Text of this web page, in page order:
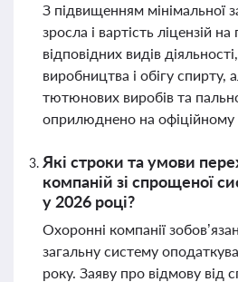
З підвищенням мінімальної
зросла і вартість ліцензій
відповідних видів
виробництва і обігу спирту,
тютюнових виробів та
оприлюднено на
Які строки та умови
компаній зі спрощеної
у 2026 році?
Охоронні компанії
загальну систему
року. Заяву про відмову від